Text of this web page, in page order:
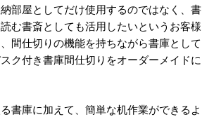
部屋としてだけ使用するのではなく、書
む書斎としても活用したいというお客様
間仕切りの機能を持ちながら書庫として
ク付き書庫間仕切りをオーダーメイドに
書庫に加えて、簡単な机作業ができるよ